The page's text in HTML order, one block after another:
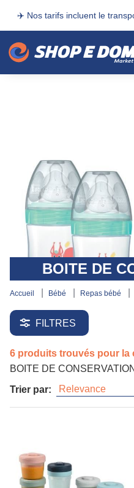
✈️ Nos tarifs incluent le
BOITE DE
accueil bébé repas bébé
FILTRES
6 produits trouvés pour la
BOITE DE CONSERVATION
Trier par: